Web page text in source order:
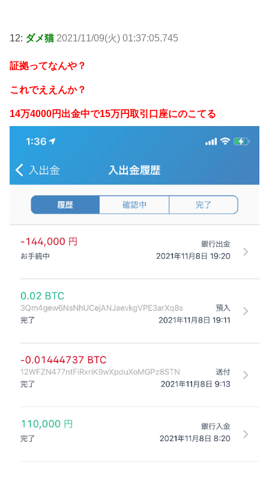
12: ダメ猫 2021/11/09(火) 01:37:05.745
証拠ってなんや？
これでええんか？
14万4000円出金中で15万円取引口座にのこてる